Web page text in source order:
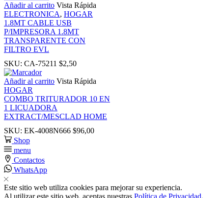
Añadir al carrito Vista Rápida
ELECTRONICA, HOGAR
1.8MT CABLE USB
P/IMPRESORA 1.8MT
TRANSPARENTE CON
FILTRO EVL
SKU: CA-75211 $2,50
Añadir al carrito Vista Rápida
HOGAR
COMBO TRITURADOR 10 EN
1 LICUADORA
EXTRACT/MESCLAD HOME
SKU: EK-4008N666 $96,00
Shop
menu
Contactos
WhatsApp
Este sitio web utiliza cookies para mejorar su experiencia.